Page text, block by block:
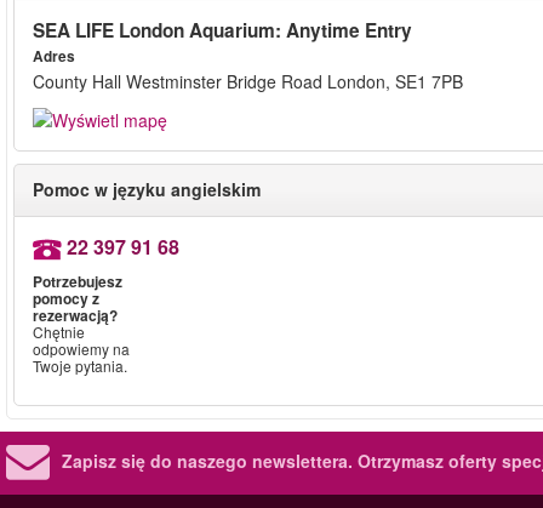
SEA LIFE London Aquarium: Anytime Entry
Adres
County Hall Westminster Bridge Road London, SE1 7PB
Pomoc w języku angielskim
22 397 91 68
Potrzebujesz
pomocy z
rezerwacją?
Chętnie
odpowiemy na
Twoje pytania.
Zapisz się do naszego newslettera. Otrzymasz oferty